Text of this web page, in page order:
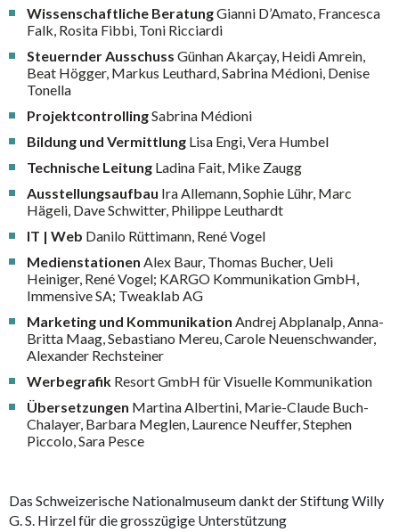
Wissenschaftliche BeratungGianni D’Amato, Francesca
Falk, Rosita Fibbi, Toni Ricciardi
Steuernder Ausschuss Günhan Akarçay, Heidi Amrein,
Beat Högger, Markus Leuthard, Sabrina Médioni, Denise
Tonella
ProjektcontrollingSabrina Médioni
Bildung und Vermittlung Lisa Engi, Vera Humbel
Technische Leitung Ladina Fait, Mike Zaugg
Ausstellungsaufbau Ira Allemann, Sophie Lühr, Marc
Hägeli, Dave Schwitter, Philippe Leuthardt
IT | Web Danilo Rüttimann, René Vogel
Medienstationen Alex Baur, Thomas Bucher, Ueli
Heiniger, René Vogel; KARGO Kommunikation GmbH,
Immensive SA; Tweaklab AG
Marketing und Kommunikation Andrej Abplanalp, Anna-
Britta Maag, Sebastiano Mereu, Carole Neuenschwander,
Alexander Rechsteiner
Werbegrafik Resort GmbH für Visuelle Kommunikation
Übersetzungen Martina Albertini, Marie-Claude Buch-
Chalayer, Barbara Meglen, Laurence Neuffer, Stephen
Piccolo, Sara Pesce
Das Schweizerische Nationalmuseum dankt der Stiftung Willy
G. S. Hirzel für die grosszügige Unterstützung